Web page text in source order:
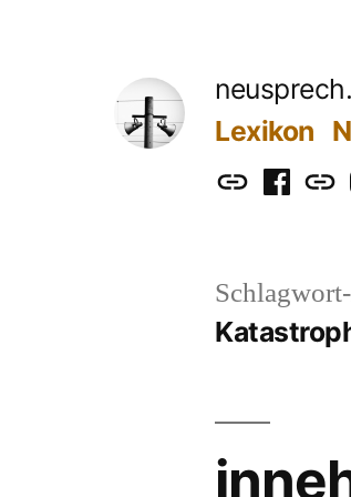
Lexikon
Mastodon